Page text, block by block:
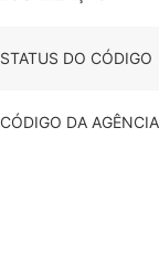
STATUS DO CÓDIGO
CÓDIGO DA AGÊNCIA